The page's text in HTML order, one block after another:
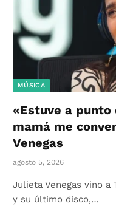
MÚSICA
«Estuve a
mamá me
Venegas
agosto 5, 2026
Julieta Venegas vino a
y su último disco,…